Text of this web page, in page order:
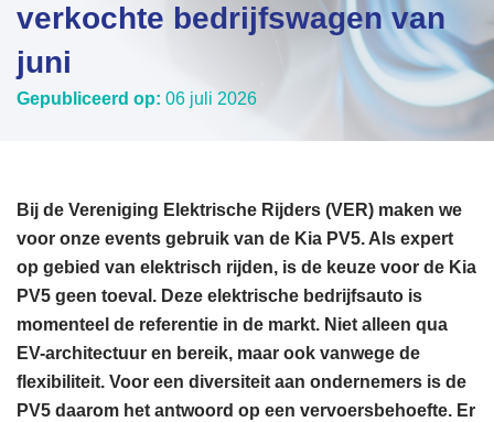
verkochte bedrijfswagen van
juni
Gepubliceerd op: 06 juli 2026
Bij de Vereniging Elektrische Rijders (VER) maken we
voor onze events gebruik van de Kia PV5. Als expert
op gebied van elektrisch rijden, is de keuze voor de Kia
PV5 geen toeval. Deze elektrische bedrijfsauto is
momenteel de referentie in de markt. Niet alleen qua
EV-architectuur en bereik, maar ook vanwege de
flexibiliteit. Voor een diversiteit aan ondernemers is de
PV5 daarom het antwoord op een vervoersbehoefte. Er